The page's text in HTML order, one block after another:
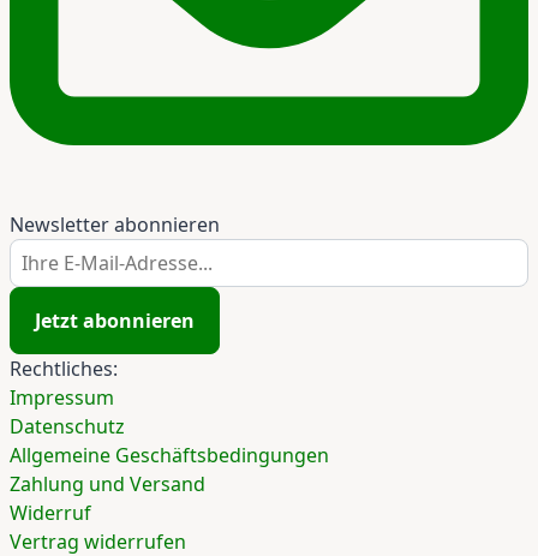
Newsletter abonnieren
Ihre E-Mail-Adresse...
Jetzt abonnieren
Rechtliches:
Impressum
Datenschutz
Allgemeine Geschäftsbedingungen
Zahlung und Versand
Widerruf
Vertrag widerrufen